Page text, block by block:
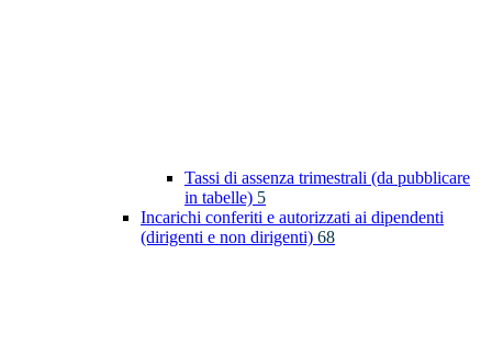
Tassi di assenza trimestrali (da pubblicare
in tabelle) 5
Incarichi conferiti e autorizzati ai dipendenti
(dirigenti e non dirigenti) 68